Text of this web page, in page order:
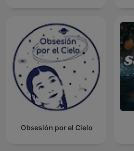
Obsesión por el Cielo